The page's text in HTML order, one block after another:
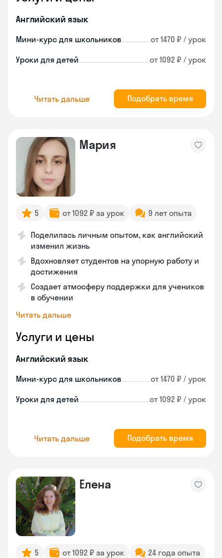
Английский язык
Мини-курс для школьников от 1470 ₽ / урок
Уроки для детей от 1092 ₽ / урок
Читать дальше Подобрать время
Мария
5 от 1092 ₽ за урок 9 лет опыта
Поделилась личным опытом, как английский
изменил жизнь
Вдохновляет студентов на упорную работу и
достижения
Создает атмосферу поддержки для учеников
в обучении
Читать дальше
Услуги и цены
Английский язык
Мини-курс для школьников от 1470 ₽ / урок
Уроки для детей от 1092 ₽ / урок
Читать дальше Подобрать время
Елена
5 от 1092 ₽ за урок
24 года опыта